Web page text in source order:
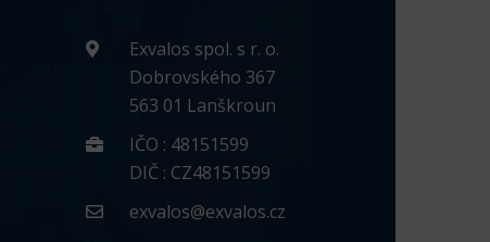
Exvalos spol. s r. o.
Dobrovského 367
563 01 Lanškroun
IČO : 48151599
DIČ : CZ48151599
exvalos@exvalos.cz